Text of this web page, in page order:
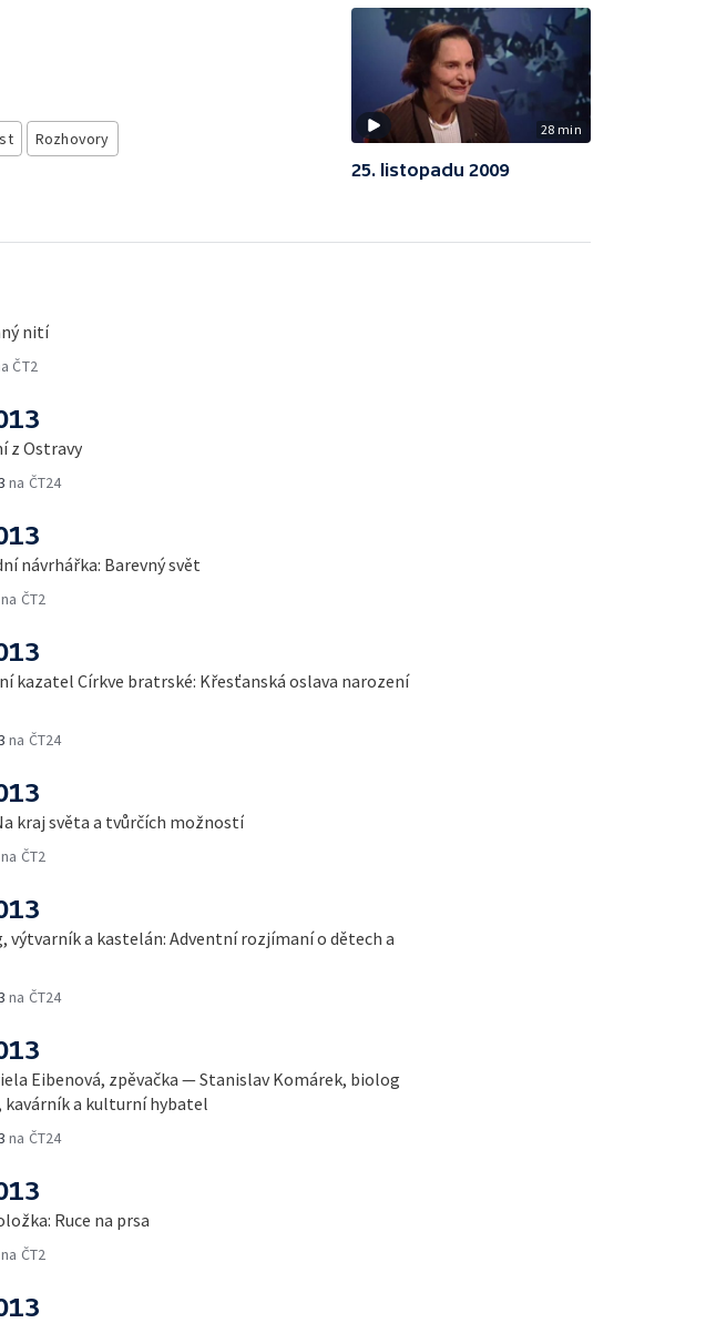
Rozhovory 28 min
25. listopadu 2009
nití
ČT2
z Ostravy
na ČT24
návrhářka: Barevný svět
ČT2
kazatel Církve bratrské: Křesťanská oslava narození
na ČT24
kraj světa a tvůrčích možností
ČT2
výtvarník a kastelán: Adventní rozjímaní o dětech a
na ČT24
Eibenová, zpěvačka — Stanislav Komárek, biolog
a kulturní hybatel
na ČT24
Ruce na prsa
ČT2